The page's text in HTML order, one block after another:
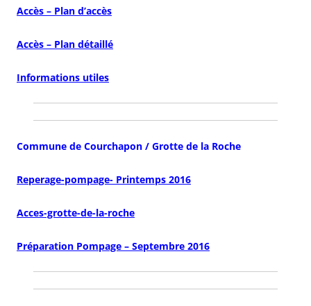
Accès – Plan d’accès
Accès – Plan détaillé
Informations utiles
Commune de Courchapon / Grotte de la Roche
Reperage-pompage- Printemps 2016
Acces-grotte-de-la-roche
Préparation Pompage – Septembre 2016